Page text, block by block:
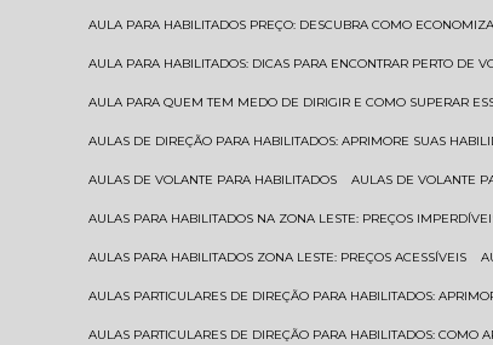
AULA PARA HABILITADOS PREÇO: DESCUBRA COMO
AULA PARA HABILITADOS: DICAS PARA ENCONTRAR PERTO DE
AULA PARA QUEM TEM MEDO DE DIRIGIR E COMO SUPERAR
AULAS DE DIREÇÃO PARA HABILITADOS: APRIMORE SUAS
AULAS DE VOLANTE PARA HABILITADOS AULAS DE VOLANTE
AULAS PARA HABILITADOS NA ZONA LESTE: PREÇOS
AULAS PARA HABILITADOS ZONA LESTE: PREÇOS ACESSÍVEIS
AULAS PARTICULARES DE DIREÇÃO PARA HABILITADOS:
AULAS PARTICULARES DE DIREÇÃO PARA HABILITADOS: COMO